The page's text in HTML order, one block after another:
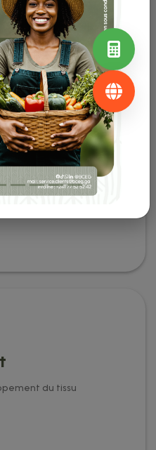
des données et des
du tissu
Next